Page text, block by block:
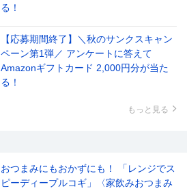
る！
【応募期間終了】＼秋のサンクスキャン
ペーン第1弾／ アンケートに答えて
Amazonギフトカード 2,000円分が当た
る！
もっと見る
おつまみにもおかずにも！ 「レンジでス
ピーディープルコギ」〈家飲みおつまみ